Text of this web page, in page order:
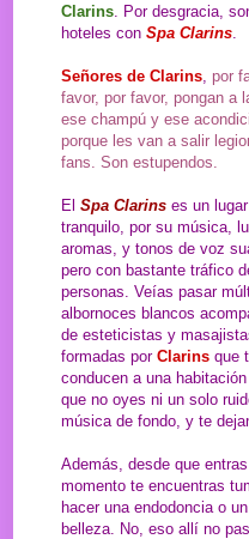
Clarins . Por desgracia,
hoteles con Spa Clarins
Señores de Clarins por
favor, por favor, pongan a
ese champú y ese
porque les van a salir
fans. Son estupendos.
El Spa Clarins es un
tranquilo, por su música,
aromas, y tonos de voz
pero con bastante tráfico
personas. Veías pasar
albornoces blancos
de esteticistas y
formadas por Clarins que
conducen a una
que no oyes ni un solo
música de fondo, y te
Además, desde que
momento te encuentras
hacer una endodoncia o
belleza. No, eso allí no